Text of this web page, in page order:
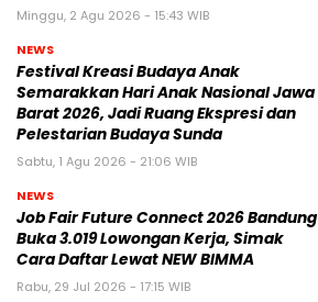
Minggu, 2 Agu 2026 - 15:43 WIB
NEWS
Festival Kreasi Budaya Anak
Semarakkan Hari Anak Nasional Jawa
Barat 2026, Jadi Ruang Ekspresi dan
Pelestarian Budaya Sunda
Sabtu, 1 Agu 2026 - 21:06 WIB
NEWS
Job Fair Future Connect 2026 Bandung
Buka 3.019 Lowongan Kerja, Simak
Cara Daftar Lewat NEW BIMMA
Rabu, 29 Jul 2026 - 17:15 WIB